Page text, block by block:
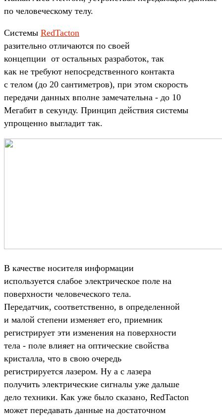
по человеческому телу.
Системы RedTacton
разительно отличаются по своей
концепции от остальных разработок, так
как не требуют непосредственного контакта
с телом (до 20 сантиметров), при этом скорость
передачи данных вполне замечательна - до 10
Мегабит в секунду. Принцип действия системы
упрощенно выгладит так.
В качестве носителя информации
используется слабое электрическое поле на
поверхности человеческого тела.
Передатчик, соответственно, в определенной
и малой степени изменяет его, приемник
регистрирует эти изменения на поверхности
тела - поле влияет на оптические свойства
кристалла, что в свою очередь
регистрируется лазером. Ну а с лазера
получить электрические сигналы уже дальше
дело техники. Как уже было сказано, RedTacton
может передавать данные на достаточном